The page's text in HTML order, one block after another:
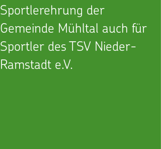
Sportlerehrung der
Gemeinde Mühltal auch für
Sportler des TSV Nieder-
Ramstadt e.V.